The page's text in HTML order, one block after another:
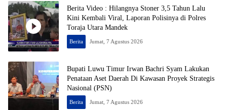
Berita Video : Hilangnya Stoner 3,5 Tahun Lalu
Kini Kembali Viral, Laporan Polisinya di Polres
Toraja Utara Mandek
Berita Jumat, 7 Agustus 2026
Bupati Luwu Timur Irwan Bachri Syam Lakukan
Penataan Aset Daerah Di Kawasan Proyek Strategis
Nasional (PSN)
Berita Jumat, 7 Agustus 2026